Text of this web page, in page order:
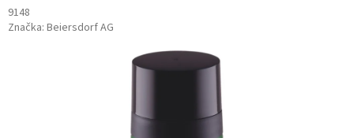
9148
Značka: Beiersdorf AG